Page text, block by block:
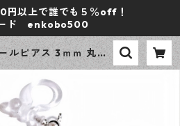
円以上で誰でも５％off！
ード enkobo500
ルピアス 3ｍｍ 丸玉
ース シルバー イヤリ
材 【en工房】 | ｅｎ
工房